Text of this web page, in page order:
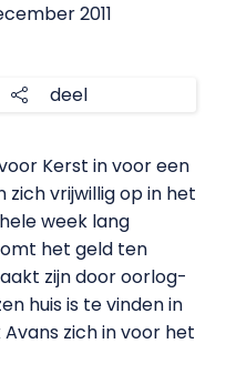
2011
deel
Kerst in voor een
zich vrijwillig op in het
week lang
het geld ten
zijn door oorlog-
huis is te vinden in
Avans zich in voor het